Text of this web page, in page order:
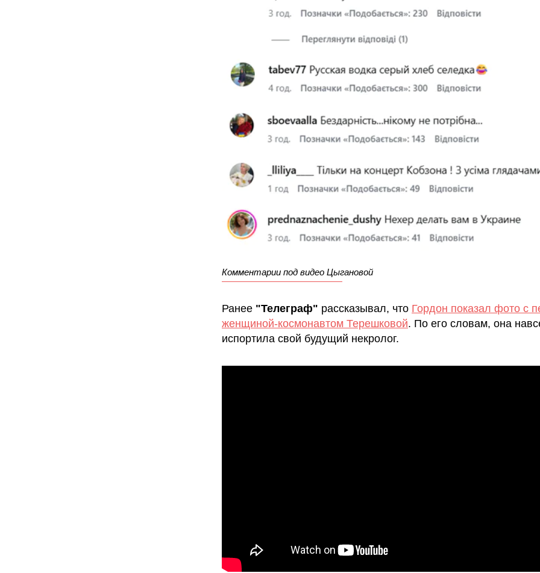
Комментарии под видео Цыгановой
Ранее "Телеграф" рассказывал, что Гордон показал фото с
женщиной-космонавтом Терешковой. По его словам, она
испортила свой будущий некролог.